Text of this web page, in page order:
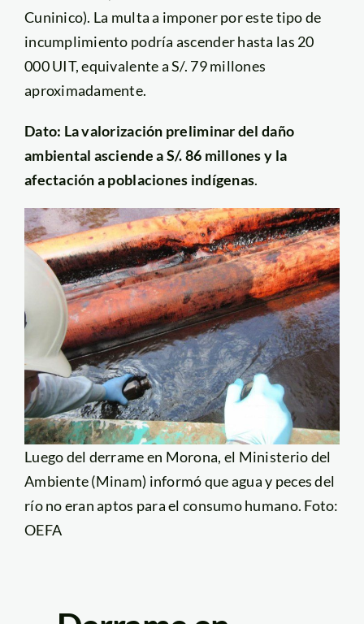
Cuninico). La multa a imponer por este tipo de
incumplimiento podría ascender hasta las 20
000 UIT, equivalente a S/. 79 millones
aproximadamente.
Dato: La valorización preliminar del daño
ambiental asciende a S/. 86 millones y la
afectación a poblaciones indígenas.
Luego del derrame en Morona, el Ministerio del
Ambiente (Minam) informó que agua y peces del
río no eran aptos para el consumo humano. Foto:
OEFA